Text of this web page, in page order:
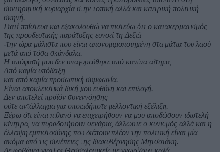
συντηρητική κυριαρχία στην τοπική αλλά και κεντρική πολιτική
σκηνή.
Γιατί ππίστευα και εξακολουθώ να πιστεύω ότι ο κατακερματισμός
της προοδευτικής παράταξης ευνοεί τη Δεξιά
-την ώρα μάλιστα που είναι απονομιμοποιημένη στα μάτια του λαού
μετά από τόσα σκάνδαλα.
Η απόφασή μου δεν υπαγορεύθηκε από κανένα αίτημα,
Από καμία υπόδειξη
και από καμία προσωπική συμφωνία.
Είναι αποκλειστικά δική μου ευθύνη και επιλογή.
Δεν αποτελεί προϊόν συνεννόησης
ούτε αντάλλαγμα για οποιαδήποτε μελλοντική εξέλιξη.
Ξέρω ότι είναι πιθανό να επιχειρήσουν να μου αποδώσουν ιδιοτελή
κίνητρα, να πυροδοτήσουν σενάρια, άλλωστε ο κυνισμός αλλά και η
έλλειψη εμπιστοσύνης που διέπουν πλέον την πολιτική είναι μία
ακόμα από τις συνέπειες της διακυβέρνησης Μητσοτάκη.
Δε φοβάμαι γιατί οι Θεσσαλονικείς με γνωρίζουν καλά.